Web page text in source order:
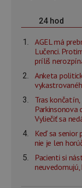
24 hod
AGEL má
Lučenci.
príliš
Anketa
Tras
Parkinsonova
Vyliečiť sa
Keď sa senior
nie je len
Pacienti si